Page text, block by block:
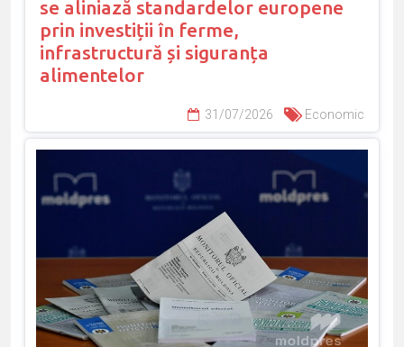
se aliniază standardelor europene
prin investiții în ferme,
infrastructură și siguranța
alimentelor
31/07/2026 Economic